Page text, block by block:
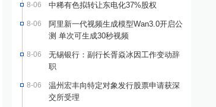
8-06 中稀有色拟转让东电化37%股权
8-06
阿里新一代视频生成模型Wan3.0开启公
测 单次可生成30秒视频
8-06
无锡银行：副行长胥焱冰因工作变动辞
职
8-06
温州宏丰向特定对象发行股票申请获深
交所受理